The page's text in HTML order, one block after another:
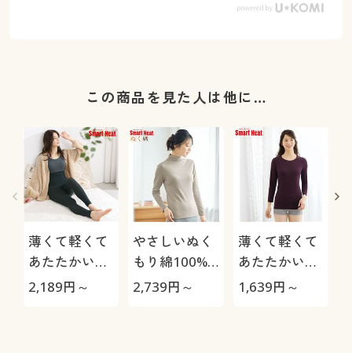
この商品を見た人は他に…
薄くて軽くて
あたたかいイ
ンナー(腹巻付
2,189円～
やさしいぬく
もり綿100%
インナー(ター
2,739円～
薄くて軽くて
あたたかいイ
ンナー(衿狭め
1,639円～